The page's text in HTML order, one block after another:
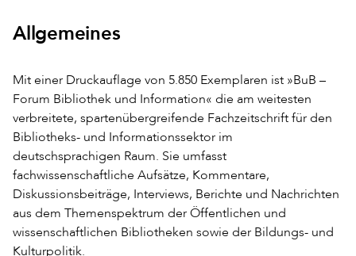
Allgemeines
Mit einer Druckauflage von 5.850 Exemplaren ist »BuB –
Forum Bibliothek und Information« die am weitesten
verbreitete, spartenübergreifende Fachzeitschrift für den
Bibliotheks- und Informationssektor im
deutschsprachigen Raum. Sie umfasst
fachwissenschaftliche Aufsätze, Kommentare,
Diskussionsbeiträge, Interviews, Berichte und Nachrichten
aus dem Themenspektrum der Öffentlichen und
wissenschaftlichen Bibliotheken sowie der Bildungs- und
Kulturpolitik.